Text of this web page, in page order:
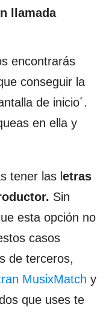
llamada
encontrarás
conseguir la
de inicio´.
en ella y
tener las l etras
Sin
esta opción no
casos
de terceros,
MusixMatch y
que uses te